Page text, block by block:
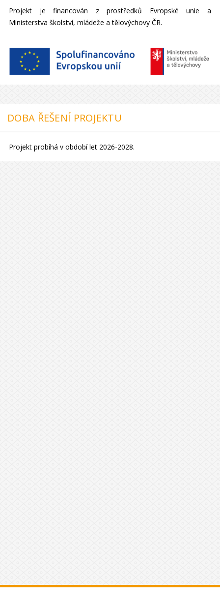
Projekt je financován z prostředků Evropské unie a
Ministerstva školství, mládeže a tělovýchovy ČR.
DOBA ŘEŠENÍ PROJEKTU
Projekt probíhá v období let 2026-2028.